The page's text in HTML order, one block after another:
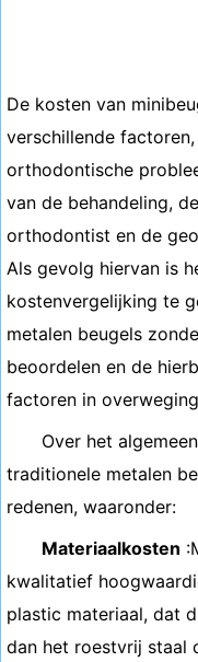
De kosten van
verschillende
orthodontische
van de behandeling,
orthodontist en de
Als gevolg hiervan is
kostenvergelijking te
metalen beugels
beoordelen en de
factoren in
Over het
traditionele metalen
redenen, waaronder:
Materiaalkosten
kwalitatief
plastic materiaal, dat
dan het roestvrij staal